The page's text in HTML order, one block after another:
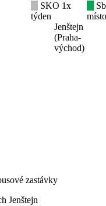
SKO 1x
týden
Jenštejn
(Praha-
východ)
zastávky
Jenštejn